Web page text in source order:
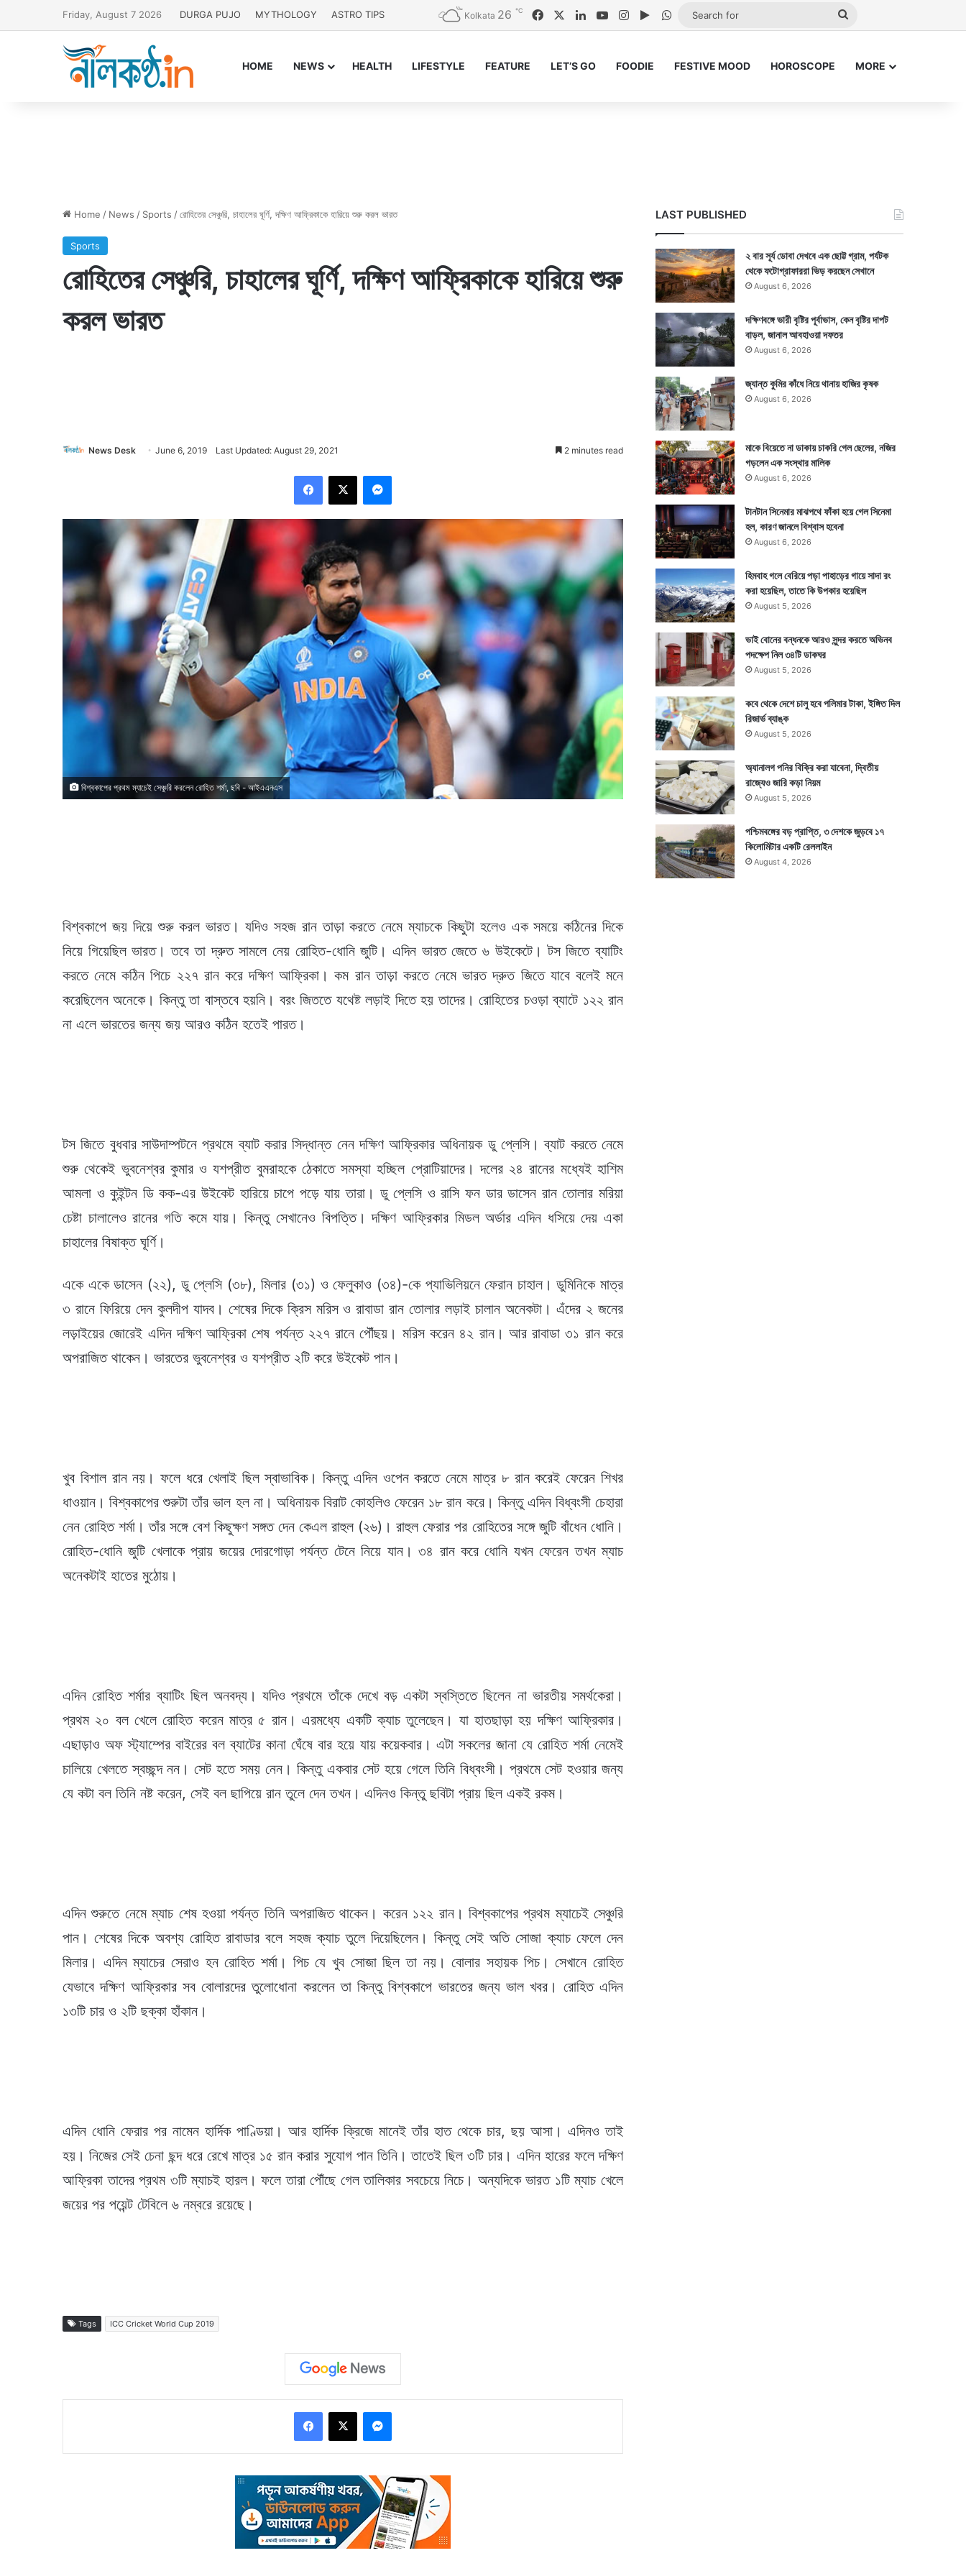
Friday, August 7 2026 DURGA PUJO MYTHOLOGY ASTRO TIPS Kolkata 26 ℃ FacebookLinkedInYouTubeInstagramGoogle Play
WhatsApp
Search
HOME NEWS HEALTH LIFESTYLE FEATURE LET’S GO FOODIE FESTIVE MOOD HOROSCOPE MORE
Home / News / Sports /রোহিতের সেঞ্চুরি, চাহালের ঘূর্ণি, দক্ষিণ আফ্রিকাকে হারিয়ে শুরু করল ভারত
Sports
রোহিতের সেঞ্চুরি, চাহালের ঘূর্ণি, দক্ষিণ আফ্রিকাকে হারিয়ে শুরু
করল ভারত
News Desk June 6, 2019 Last Updated: August 29, 2021 2 minutes read
বিশ্বকাপের প্রথম ম্যাচেই সেঞ্চুরি করলেন রোহিত শর্মা, ছবি - আইএএনএস
বিশ্বকাপে জয় দিয়ে শুরু করল ভারত। যদিও সহজ রান তাড়া করতে নেমে ম্যাচকে কিছুটা হলেও এক সময়ে কঠিনের দিকে
নিয়ে গিয়েছিল ভারত। তবে তা দ্রুত সামলে নেয় রোহিত-ধোনি জুটি। এদিন ভারত জেতে ৬ উইকেটে। টস জিতে ব্যাটিং
করতে নেমে কঠিন পিচে ২২৭ রান করে দক্ষিণ আফ্রিকা। কম রান তাড়া করতে নেমে ভারত দ্রুত জিতে যাবে বলেই মনে
করেছিলেন অনেকে। কিন্তু তা বাস্তবে হয়নি। বরং জিততে যথেষ্ট লড়াই দিতে হয় তাদের। রোহিতের চওড়া ব্যাটে ১২২ রান
না এলে ভারতের জন্য জয় আরও কঠিন হতেই পারত।
টস জিতে বুধবার সাউদাম্পটনে প্রথমে ব্যাট করার সিদ্ধান্ত নেন দক্ষিণ আফ্রিকার অধিনায়ক ডু প্লেসি। ব্যাট করতে নেমে
শুরু থেকেই ভুবনেশ্বর কুমার ও যশপ্রীত বুমরাহকে ঠেকাতে সমস্যা হচ্ছিল প্রোটিয়াদের। দলের ২৪ রানের মধ্যেই হাশিম
আমলা ও কুইন্টন ডি কক-এর উইকেট হারিয়ে চাপে পড়ে যায় তারা। ডু প্লেসি ও রাসি ফন ডার ডাসেন রান তোলার মরিয়া
চেষ্টা চালালেও রানের গতি কমে যায়। কিন্তু সেখানেও বিপত্তি। দক্ষিণ আফ্রিকার মিডল অর্ডার এদিন ধসিয়ে দেয় একা
চাহালের বিষাক্ত ঘূর্ণি।
একে একে ডাসেন (২২), ডু প্লেসি (৩৮), মিলার (৩১) ও ফেলুকাও (৩৪)-কে প্যাভিলিয়নে ফেরান চাহাল। ডুমিনিকে মাত্র
৩ রানে ফিরিয়ে দেন কুলদীপ যাদব। শেষের দিকে ক্রিস মরিস ও রাবাডা রান তোলার লড়াই চালান অনেকটা। এঁদের ২ জনের
লড়াইয়ের জোরেই এদিন দক্ষিণ আফ্রিকা শেষ পর্যন্ত ২২৭ রানে পৌঁছয়। মরিস করেন ৪২ রান। আর রাবাডা ৩১ রান করে
অপরাজিত থাকেন। ভারতের ভুবনেশ্বর ও যশপ্রীত ২টি করে উইকেট পান।
খুব বিশাল রান নয়। ফলে ধরে খেলাই ছিল স্বাভাবিক। কিন্তু এদিন ওপেন করতে নেমে মাত্র ৮ রান করেই ফেরেন শিখর
ধাওয়ান। বিশ্বকাপের শুরুটা তাঁর ভাল হল না। অধিনায়ক বিরাট কোহলিও ফেরেন ১৮ রান করে। কিন্তু এদিন বিধ্বংসী চেহারা
নেন রোহিত শর্মা। তাঁর সঙ্গে বেশ কিছুক্ষণ সঙ্গত দেন কেএল রাহুল (২৬)। রাহুল ফেরার পর রোহিতের সঙ্গে জুটি বাঁধেন ধোনি।
রোহিত-ধোনি জুটি খেলাকে প্রায় জয়ের দোরগোড়া পর্যন্ত টেনে নিয়ে যান। ৩৪ রান করে ধোনি যখন ফেরেন তখন ম্যাচ
অনেকটাই হাতের মুঠোয়।
এদিন রোহিত শর্মার ব্যাটিং ছিল অনবদ্য। যদিও প্রথমে তাঁকে দেখে বড় একটা স্বস্তিতে ছিলেন না ভারতীয় সমর্থকেরা।
প্রথম ২০ বল খেলে রোহিত করেন মাত্র ৫ রান। এরমধ্যে একটি ক্যাচ তুলেছেন। যা হাতছাড়া হয় দক্ষিণ আফ্রিকার।
এছাড়াও অফ স্ট্যাম্পের বাইরের বল ব্যাটের কানা ঘেঁষে বার হয়ে যায় কয়েকবার। এটা সকলের জানা যে রোহিত শর্মা নেমেই
চালিয়ে খেলতে স্বচ্ছন্দ নন। সেট হতে সময় নেন। কিন্তু একবার সেট হয়ে গেলে তিনি বিধ্বংসী। প্রথমে সেট হওয়ার জন্য
যে কটা বল তিনি নষ্ট করেন, সেই বল ছাপিয়ে রান তুলে দেন তখন। এদিনও কিন্তু ছবিটা প্রায় ছিল একই রকম।
এদিন শুরুতে নেমে ম্যাচ শেষ হওয়া পর্যন্ত তিনি অপরাজিত থাকেন। করেন ১২২ রান। বিশ্বকাপের প্রথম ম্যাচেই সেঞ্চুরি
পান। শেষের দিকে অবশ্য রোহিত রাবাডার বলে সহজ ক্যাচ তুলে দিয়েছিলেন। কিন্তু সেই অতি সোজা ক্যাচ ফেলে দেন
মিলার। এদিন ম্যাচের সেরাও হন রোহিত শর্মা। পিচ যে খুব সোজা ছিল তা নয়। বোলার সহায়ক পিচ। সেখানে রোহিত
যেভাবে দক্ষিণ আফ্রিকার সব বোলারদের তুলোধোনা করলেন তা কিন্তু বিশ্বকাপে ভারতের জন্য ভাল খবর। রোহিত এদিন
১৩টি চার ও ২টি ছক্কা হাঁকান।
এদিন ধোনি ফেরার পর নামেন হার্দিক পাণ্ডিয়া। আর হার্দিক ক্রিজে মানেই তাঁর হাত থেকে চার, ছয় আসা। এদিনও তাই
হয়। নিজের সেই চেনা ছন্দ ধরে রেখে মাত্র ১৫ রান করার সুযোগ পান তিনি। তাতেই ছিল ৩টি চার। এদিন হারের ফলে দক্ষিণ
আফ্রিকা তাদের প্রথম ৩টি ম্যাচই হারল। ফলে তারা পৌঁছে গেল তালিকার সবচেয়ে নিচে। অন্যদিকে ভারত ১টি ম্যাচ খেলে
জয়ের পর পয়েন্ট টেবিলে ৬ নম্বরে রয়েছে।
Tags ICC Cricket World Cup 2019
LAST PUBLISHED
২ বার সূর্য ডোবা দেখবে এক ছোট্ট গ্রাম, পর্যটক
থেকে ফটোগ্রাফাররা ভিড় করছেন সেখানে
August 6, 2026
দক্ষিণবঙ্গে ভারী বৃষ্টির পূর্বাভাস, কেন বৃষ্টির দাপট
বাড়ল, জানাল আবহাওয়া দফতর
August 6, 2026
জ্যান্ত কুমির কাঁধে নিয়ে থানায় হাজির কৃষক
August 6, 2026
মাকে বিয়েতে না ডাকায় চাকরি গেল ছেলের, নজির
গড়লেন এক সংস্থার মালিক
August 6, 2026
টানটান সিনেমার মাঝপথে ফাঁকা হয়ে গেল সিনেমা
হল, কারণ জানলে বিশ্বাস হবেনা
August 6, 2026
হিমবাহ গলে বেরিয়ে পড়া পাহাড়ের গায়ে সাদা রং
করা হয়েছিল, তাতে কি উপকার হয়েছিল
August 5, 2026
ভাই বোনের বন্ধনকে আরও সুন্দর করতে অভিনব
পদক্ষেপ নিল ৩৪টি ডাকঘর
August 5, 2026
কবে থেকে দেশে চালু হবে পলিমার টাকা, ইঙ্গিত দিল
রিজার্ভ ব্যাঙ্ক
August 5, 2026
অ্যানালগ পনির বিক্রি করা যাবেনা, দ্বিতীয়
রাজ্যেও জারি কড়া নিয়ম
August 5, 2026
পশ্চিমবঙ্গের বড় প্রাপ্তি, ৩ দেশকে জুড়বে ১৭
কিলোমিটার একটি রেললাইন
August 4, 2026